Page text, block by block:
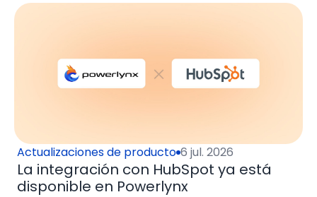
Actualizaciones de producto 6 jul. 2026
La integración con HubSpot ya está
disponible en Powerlynx